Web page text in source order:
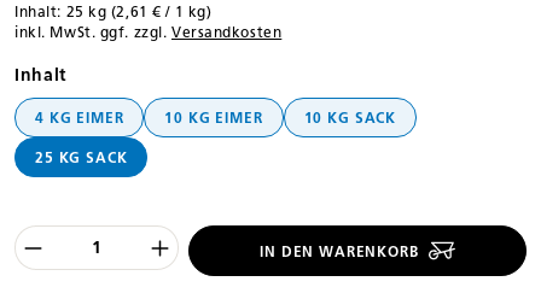
Inhalt: 25 kg (2,61 € / 1 kg)
inkl. MwSt. ggf. zzgl. Versandkosten
Inhaltauswählen
4 KG EIMER 10 KG EIMER 10 KG SACK
25 KG SACK
Produkt Anzahl des Produktes
IN DEN WARENKORB